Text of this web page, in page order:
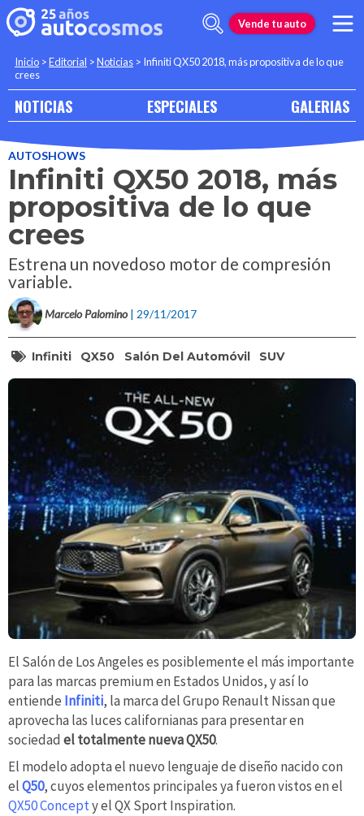
Vende tu auto
Inicio >Editorial >Noticias > Infiniti QX50 2018, más propositiva de lo que
crees
NOTICIAS ESPECIALES GALERIAS
AUTOSHOWS
Infiniti QX50 2018, más
propositiva de lo que
crees
Estrena un novedoso motor de compresión
variable.
Marcelo Palomino | 29/11/2017
Infiniti QX50 Salón Del Automóvil SUV
El Salón de Los Angeles es posiblemente el más importante
para las marcas premium en Estados Unidos, y así lo
entiende Infiniti, la marca del Grupo Renault Nissan que
aprovecha las luces californianas para presentar en
sociedad el totalmente nueva QX50.
El modelo adopta el nuevo lenguaje de diseño nacido con
elQ50, cuyos elementos principales ya fueron vistos en el
QX50 Concepty el QX Sport Inspiration.